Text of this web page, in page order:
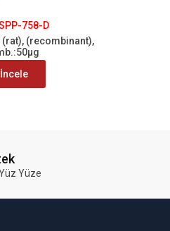
758-D
(rat), (recombinant),
İncele
Yüze